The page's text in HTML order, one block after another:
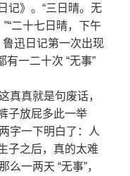
记》。“三日晴。无
二十七日晴，下午
鲁迅日记第一次出现
有一二十次 “无事”
真真就是句废话，
子放屁多此一举
字一下明白了：人
子之后，真的太难
么一两天 “无事”，